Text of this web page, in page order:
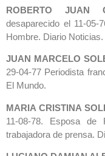
ROBERTO JUAN
desaparecido el 11-05-
Hombre. Diario
JUAN MARCELO
29-04-77 Periodista
El Mundo.
MARIA CRISTINA
11-08-78. Esposa de
trabajadora de prensa.